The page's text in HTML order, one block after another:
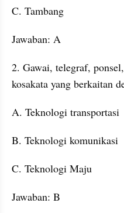
C. Tambang
Jawaban: A
2. Gawai, telegraf,
kosakata yang berkaitan
A. Teknologi transportasi
B. Teknologi komunikasi
C. Teknologi Maju
Jawaban: B